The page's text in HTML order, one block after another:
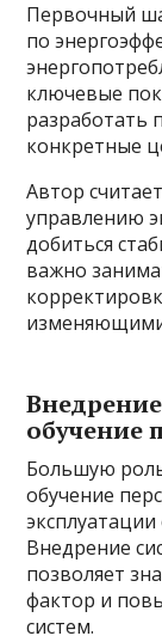
Первочный
по
ключевые
разработать
конкретные
Автор
управлению
добиться
важно
обучение
Большую
обучение
Внедрение
позволяет
фактор и
систем.